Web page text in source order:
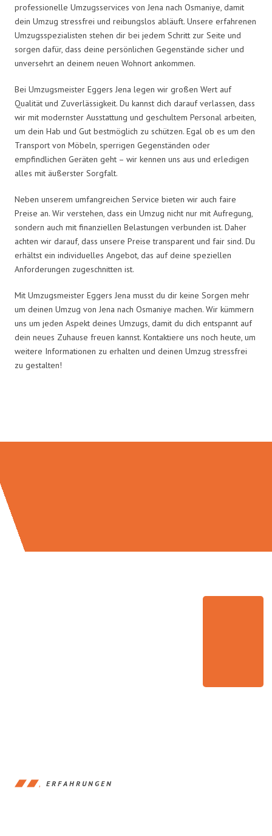
professionelle Umzugsservices von Jena nach Osmaniye, damit
dein Umzug stressfrei und reibungslos abläuft. Unsere erfahrenen
Umzugsspezialisten stehen dir bei jedem Schritt zur Seite und
sorgen dafür, dass deine persönlichen Gegenstände sicher und
unversehrt an deinem neuen Wohnort ankommen.
Bei Umzugsmeister Eggers Jena legen wir großen Wert auf
Qualität und Zuverlässigkeit. Du kannst dich darauf verlassen, dass
wir mit modernster Ausstattung und geschultem Personal arbeiten,
um dein Hab und Gut bestmöglich zu schützen. Egal ob es um den
Transport von Möbeln, sperrigen Gegenständen oder
empfindlichen Geräten geht – wir kennen uns aus und erledigen
alles mit äußerster Sorgfalt.
Neben unserem umfangreichen Service bieten wir auch faire
Preise an. Wir verstehen, dass ein Umzug nicht nur mit Aufregung,
sondern auch mit finanziellen Belastungen verbunden ist. Daher
achten wir darauf, dass unsere Preise transparent und fair sind. Du
erhältst ein individuelles Angebot, das auf deine speziellen
Anforderungen zugeschnitten ist.
Mit Umzugsmeister Eggers Jena musst du dir keine Sorgen mehr
um deinen Umzug von Jena nach Osmaniye machen. Wir kümmern
uns um jeden Aspekt deines Umzugs, damit du dich entspannt auf
dein neues Zuhause freuen kannst. Kontaktiere uns noch heute, um
weitere Informationen zu erhalten und deinen Umzug stressfrei
zu gestalten!
ERFAHRUNGEN